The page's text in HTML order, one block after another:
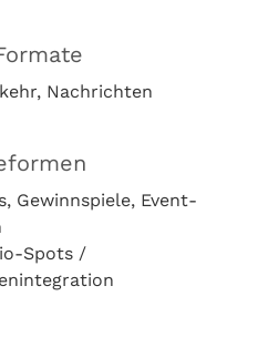
Nachrichten
Gewinnspiele, Event-
Spots /